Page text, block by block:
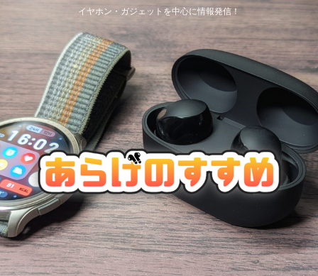
イヤホン・ガジェットを中心に情報発信！